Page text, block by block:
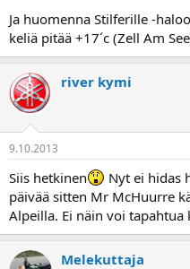
Ja huomenna Stilferille -
keliä pitää +17´c (Zell Am
river kymi
9.10.2013
Siis hetkinen
Nyt ei hidas
päivää sitten Mr McHuurre
Alpeilla. Ei näin voi tapahtua
Melekuttaja